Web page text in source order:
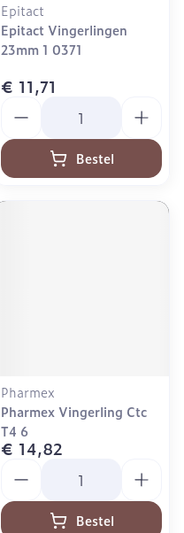
Epitact
Epitact Vingerlingen
23mm 1 0371
€ 11,71
Bestel
Pharmex
Pharmex Vingerling Ctc
T4 6
€ 14,82
Bestel